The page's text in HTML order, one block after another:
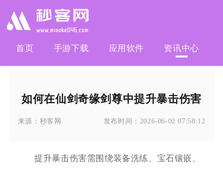
首页 手游下载 应用软件 资讯中心
如何在仙剑奇缘剑尊中提升暴击伤害
来源： 秒客网 发布时间： 2026-06-02 07:58:12
提升暴击伤害需围绕装备洗练、宝石镶嵌、